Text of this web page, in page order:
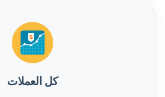
كل العملات